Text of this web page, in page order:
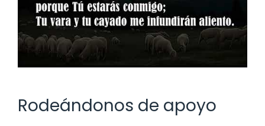
Rodeándonos de apoyo